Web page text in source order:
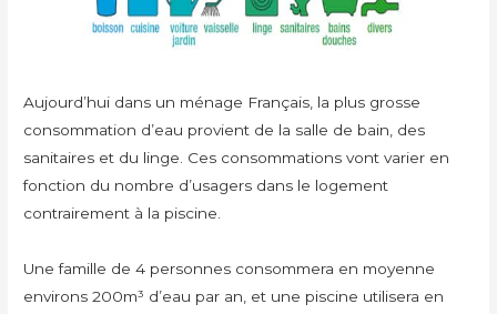
Aujourd’hui dans un ménage Français, la plus grosse
consommation d’eau provient de la salle de bain, des
sanitaires et du linge. Ces consommations vont varier en
fonction du nombre d’usagers dans le logement
contrairement à la piscine.
Une famille de 4 personnes consommera en moyenne
environs 200m³ d’eau par an, et une piscine utilisera en